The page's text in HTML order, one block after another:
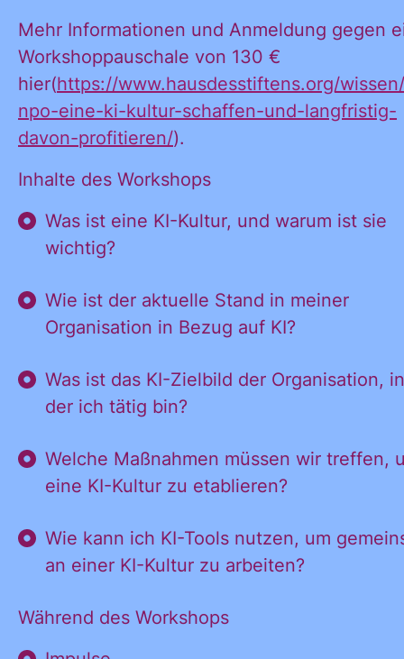
Mehr Informationen und Anmeldung gegen
Workshoppauschale von 130 €
hier(https://www.hausdesstiftens.org/
npo-eine-ki-kultur-schaffen-und-langfristig-
davon-profitieren/).
Inhalte des Workshops
Was ist eine KI-Kultur, und warum ist sie
wichtig?
Wie ist der aktuelle Stand in meiner
Organisation in Bezug auf KI?
Was ist das KI-Zielbild der Organisation, in
der ich tätig bin?
Welche Maßnahmen müssen wir treffen,
eine KI-Kultur zu etablieren?
Wie kann ich KI-Tools nutzen, um
an einer KI-Kultur zu arbeiten?
Während des Workshops